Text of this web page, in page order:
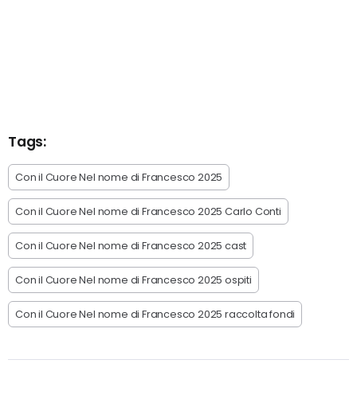
Tags:
Con il Cuore Nel nome di Francesco 2025
Con il Cuore Nel nome di Francesco 2025 Carlo Conti
Con il Cuore Nel nome di Francesco 2025 cast
Con il Cuore Nel nome di Francesco 2025 ospiti
Con il Cuore Nel nome di Francesco 2025 raccolta fondi